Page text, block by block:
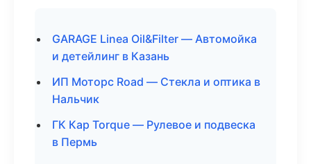
GARAGE Linea Oil&Filter — Автомойка
и детейлинг в Казань
ИП Моторс Road — Стекла и оптика в
Нальчик
ГК Кар Torque — Рулевое и подвеска
в Пермь